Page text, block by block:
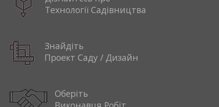
Технології Садівництва
Знайдіть
Проект Саду / Дизайн
Оберіть